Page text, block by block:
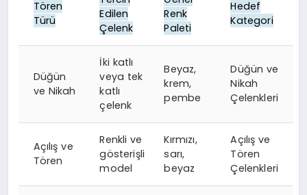
Tören
Türü
Edilen
Çelenk
Renk
Paleti
Hedef
Kategori
Düğün
ve Nikah
İki katlı
veya tek
katlı
çelenk
Beyaz,
krem,
pembe
Düğün ve
Nikah
Çelenkleri
Açılış ve
Tören
Renkli ve
gösterişli
model
Kırmızı,
sarı,
beyaz
Açılış ve
Tören
Çelenkleri